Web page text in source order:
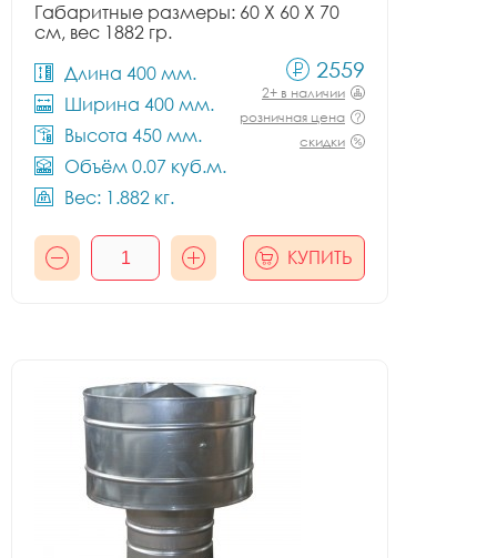
Габаритные размеры: 60 X 60 X 70
см, вес 1882 гр.
Длина 400 мм.
Ширина 400 мм.
Высота 450 мм.
Объём 0.07 куб.м.
Вес: 1.882 кг.
2559
2+ в наличии
розничная цена
скидки
КУПИТЬ